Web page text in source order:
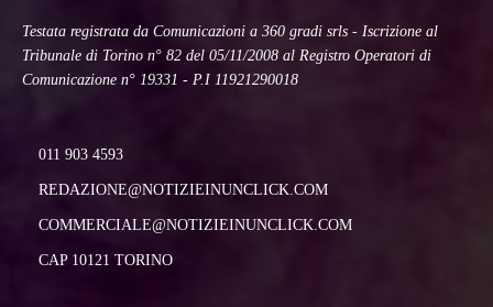
Testata registrata da Comunicazioni a 360 gradi srls - Iscrizione al
Tribunale di Torino n° 82 del 05/11/2008 al Registro Operatori di
Comunicazione n° 19331 - P.I 11921290018
011 903 4593
REDAZIONE@NOTIZIEINUNCLICK.COM
COMMERCIALE@NOTIZIEINUNCLICK.COM
CAP 10121 TORINO